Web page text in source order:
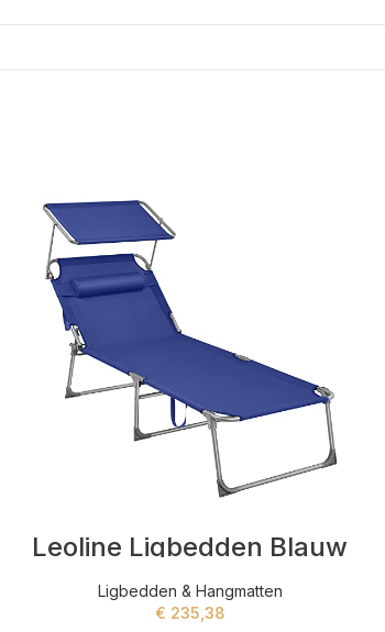
Leoline Ligbedden Blauw
Ligbedden & Hangmatten
€ 235,38